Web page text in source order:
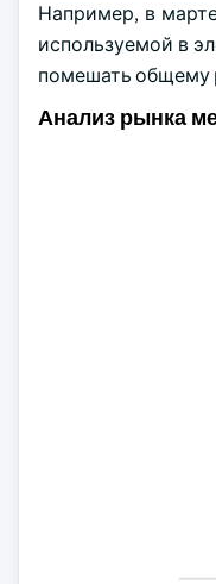
Например, в
используемой в
помешать общему
Анализ рынка